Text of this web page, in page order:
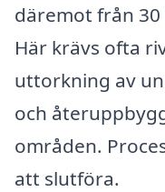
däremot från
Här krävs ofta
uttorkning av
och
områden.
att slutföra.